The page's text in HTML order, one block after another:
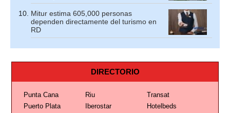
Mitur estima 605,000 personas
dependen directamente del turismo en
RD
DIRECTORIO
Punta Cana Riu
Transat
Puerto Plata
Iberostar
Hotelbeds